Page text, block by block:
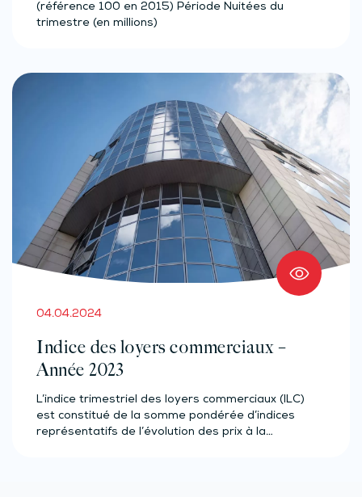
(référence 100 en 2015) Période Nuitées du
trimestre (en millions)
04.04.2024
Indice des loyers commerciaux –
Année 2023
L’indice trimestriel des loyers commerciaux (ILC)
est constitué de la somme pondérée d’indices
représentatifs de l’évolution des prix à la…